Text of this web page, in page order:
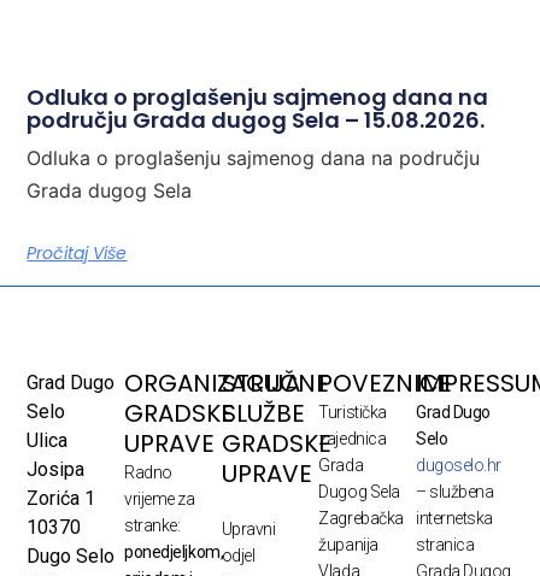
Odluka o proglašenju sajmenog dana na
području Grada dugog Sela – 15.08.2026.
Odluka o proglašenju sajmenog dana na području
Grada dugog Sela
Pročitaj Više
Grad Dugo
Selo
Ulica
Josipa
Zorića 1
10370
Dugo Selo
ORGANIZACIJA
GRADSKE
UPRAVE
Radno
vrijeme za
stranke:
ponedjeljkom,
STRUČNE
SLUŽBE
GRADSKE
UPRAVE
Upravni
odjel
POVEZNICE
Turistička
zajednica
Grada
Dugog Sela
Zagrebačka
županija
Vlada
Grad Dugo
Selo
dugoselo.hr
– službena
internetska
stranica
Grada Dugog